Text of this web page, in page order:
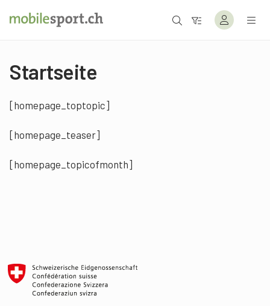
Startseite
[homepage_toptopic]
[homepage_teaser]
[homepage_topicofmonth]